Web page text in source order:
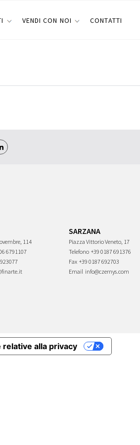
VENDI CON NOI CONTATTI
114
6791107
SARZANA
Piazza Vittorio Veneto, 17
Telefono +39 0187 691376
Fax +39 0187 692703
Email info@czernys.com
alla privacy